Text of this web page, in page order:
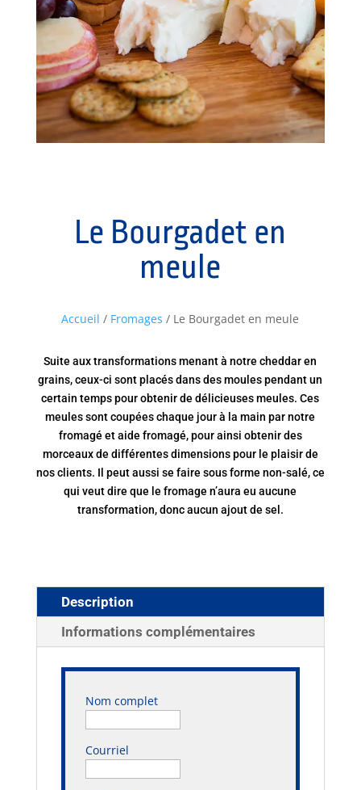
Le Bourgadet en
meule
Accueil / Fromages / Le Bourgadet en meule
Suite aux transformations menant à notre cheddar en
grains, ceux-ci sont placés dans des moules pendant un
certain temps pour obtenir de délicieuses meules. Ces
meules sont coupées chaque jour à la main par notre
fromagé et aide fromagé, pour ainsi obtenir des
morceaux de différentes dimensions pour le plaisir de
nos clients. Il peut aussi se faire sous forme non-salé, ce
qui veut dire que le fromage n’aura eu aucune
transformation, donc aucun ajout de sel.
Description
Informations complémentaires
Nom complet
Courriel